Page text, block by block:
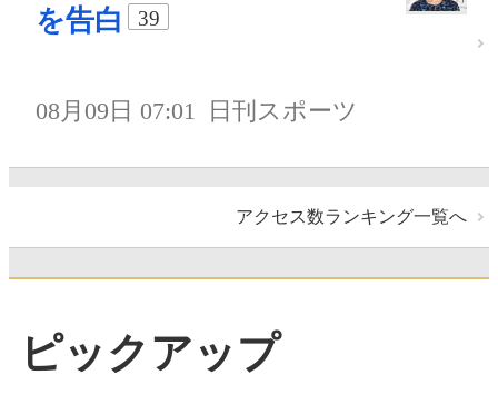
を告白 39
08月09日 07:01 日刊スポーツ
アクセス数ランキング一覧へ
ピックアップ